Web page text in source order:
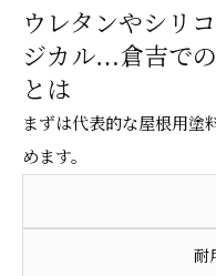
ウレタンやシリ
ジカル…倉吉で
とは
まずは代表的な屋根用塗
めます。
耐